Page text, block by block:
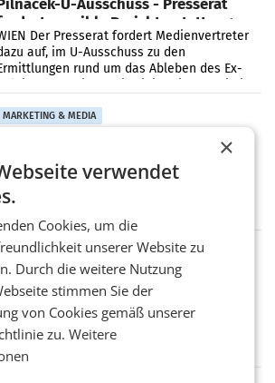
Pilnacek-U-Ausschuss - Presserat
sensible Berichterstattung
Der Presserat fordert Medienvertreter
auf, im U-Ausschuss zu den
rund um das Ableben des Ex-
MARKETING & MEDIA
Stiftungsrat Lederer wehrt sich in
den SN gegen Vorwürfe
Themen beschäftigen derzeit den
Am Dienstag soll im Stiftungsrat über
vom neuen ORF-Chef Clemens Pig
Besetzungen für die
abgestimmt werden.
RETAIL
unterstützt Bewegte Kids
im Osten Österreichs
zum zweiten Mal begleitet Bipa das
Sommersportcamp „Bewegte
Während der Campwochen in den
Juli und August versorgt das
×
verwendet
Cookies, um die
unserer Website zu
Durch die weitere Nutzung
stimmen Sie der
von Cookies gemäß unserer
zu.Weitere